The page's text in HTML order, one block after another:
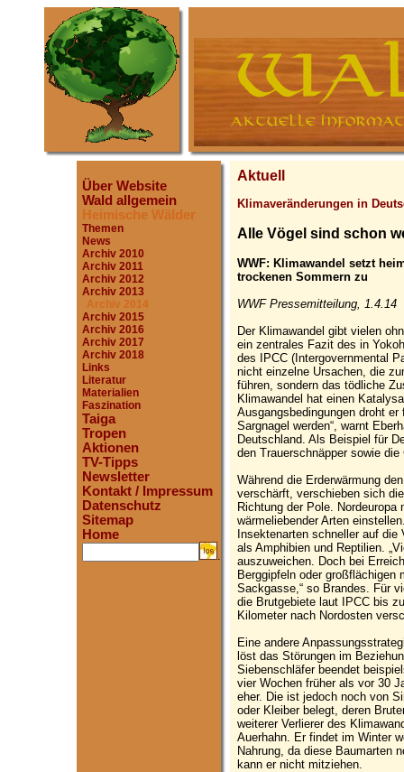
Über Website
Wald allgemein
Heimische Wälder
Themen
News
Archiv 2010
Archiv 2011
Archiv 2012
Archiv 2013
Archiv 2014
Archiv 2015
Archiv 2016
Archiv 2017
Archiv 2018
Links
Literatur
Materialien
Faszination
Taiga
Tropen
Aktionen
TV-Tipps
Newsletter
Kontakt / Impressum
Datenschutz
Sitemap
Home
.
Aktuell
Klimaveränderungen in
Alle Vögel sind schon
WWF: Klimawandel setzt
trockenen Sommern zu
WWF Pressemitteilung, 1.4.14
Der Klimawandel gibt vielen
ein zentrales Fazit des in
des IPCC (Intergovernmental
nicht einzelne Ursachen, die
führen, sondern das tödliche
Klimawandel hat einen
Ausgangsbedingungen droht
Sargnagel werden“, warnt
Deutschland. Als Beispiel für
den Trauerschnäpper sowie die
Während die Erderwärmung
verschärft, verschieben sich
Richtung der Pole.
wärmeliebender Arten
Insektenarten schneller auf die
als Amphibien und Reptilien.
auszuweichen. Doch bei
Berggipfeln oder großflächigen
Sackgasse,“ so Brandes. Für
die Brutgebiete laut IPCC bis
Kilometer nach Nordosten
Eine andere
löst das Störungen im
Siebenschläfer beendet
vier Wochen früher als vor 30
eher. Die ist jedoch noch von
oder Kleiber belegt, deren
weiterer Verlierer des
Auerhahn. Er findet im Winter
Nahrung, da diese Baumarten
kann er nicht mitziehen.